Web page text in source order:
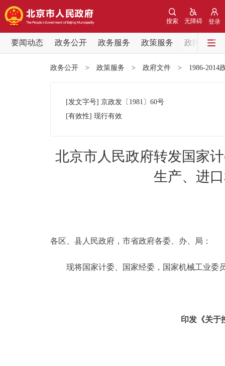
登录
无障碍
搜索
要闻动态 政务公开 政务服务 政策服务
政民互动
党中央精神
政务公开 > 政策服务 > 政府文件 > 1986-2014
[发文字号] 京政发 〔1981〕 60号
[有效性] 现行有效
北京市人民政府转发国家
生产、进
各区、县人民政府，市省政府各委、办、局：
现将国家计委、国家经委，国家机械工业委员
印发《关于